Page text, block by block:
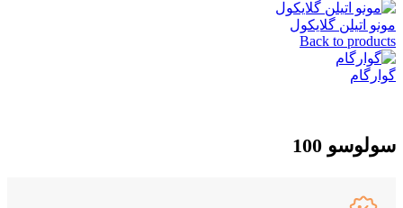
مونو اتیلن گلایکول
Back to products
گوارگام
سولوسو 100